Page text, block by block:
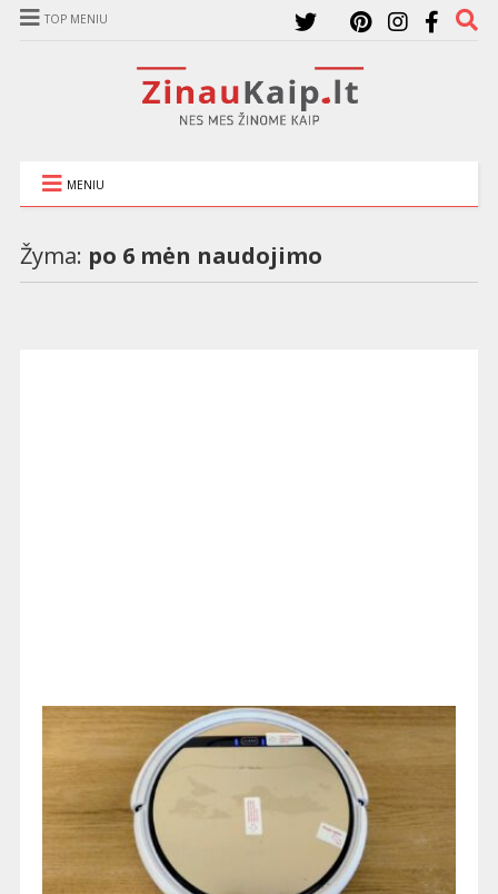
TOP MENIU
MENIU
Žyma: po 6 mėn naudojimo